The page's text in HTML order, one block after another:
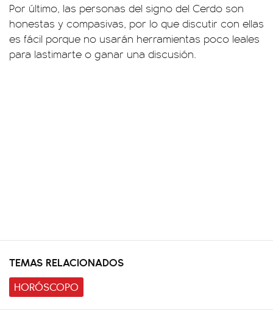
Por último, las personas del signo del Cerdo son
honestas y compasivas, por lo que discutir con ellas
es fácil porque no usarán herramientas poco leales
para lastimarte o ganar una discusión.
TEMAS RELACIONADOS
HORÓSCOPO